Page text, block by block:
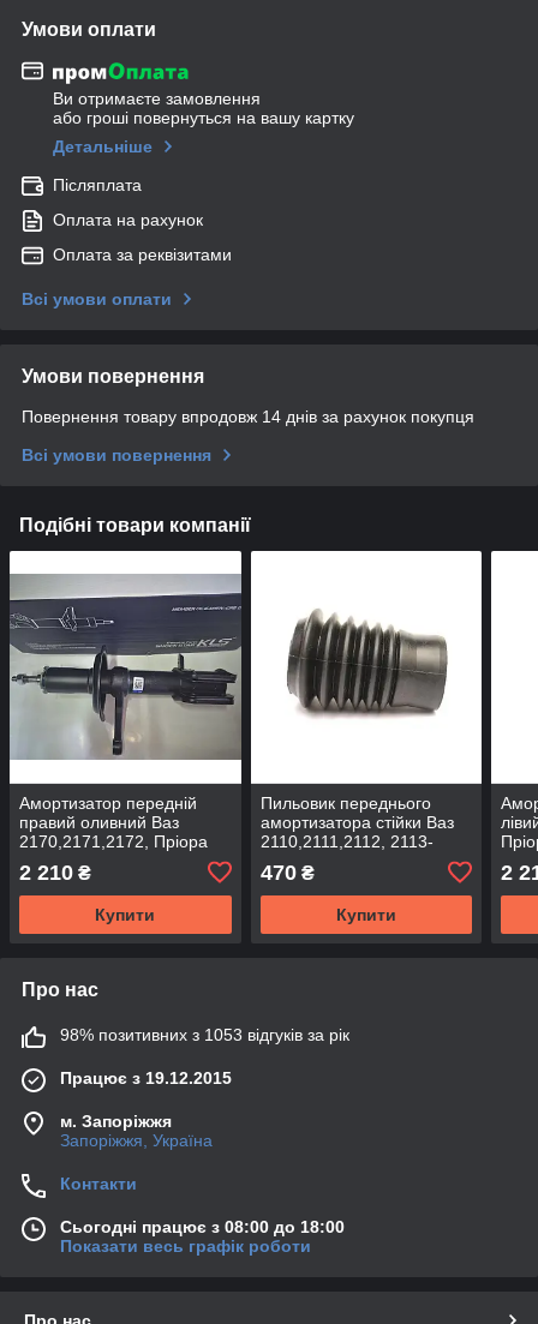
Умови оплати
Ви отримаєте замовлення
або гроші повернуться на вашу картку
Детальніше
Післяплата
Оплата на рахунок
Оплата за реквізитами
Всі умови оплати
Умови повернення
Повернення товару впродовж 14 днів за рахунок покупця
Всі умови повернення
Подібні товари компанії
Амортизатор передній
правий оливний Ваз
2170,2171,2172, Пріора
2 210 ₴
Купити
Пильовик переднього
амортизатора стійки Ваз
2110,2111,2112, 2113-
2115,2170-2172 Оригінал
470₴
Купити
2
Про нас
98% позитивних з 1053 відгуків за рік
Працює з 19.12.2015
м. Запоріжжя
Запоріжжя, Україна
Контакти
Сьогодні працює з 08:00 до 18:00
Показати весь графік роботи